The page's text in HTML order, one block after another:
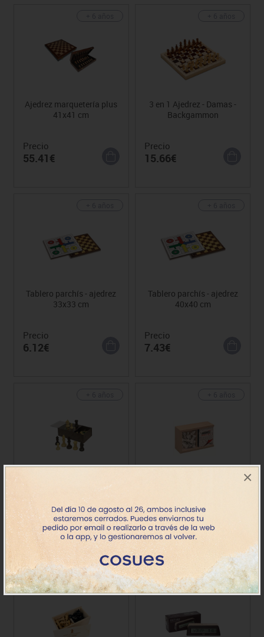
×
Ajedrez marquetería plus
41x41 cm
Precio
55.41€
3 en 1 Ajedrez - Damas -
Backgammon
Precio
15.66€
Tablero parchís - ajedrez
33x33 cm
Precio
6.12€
Tablero parchís - ajedrez
40x40 cm
Precio
7.43€
Accesorios ajedrez caja
Precio
11.89€
Precio
13.91€
+ 6 años + 6 años